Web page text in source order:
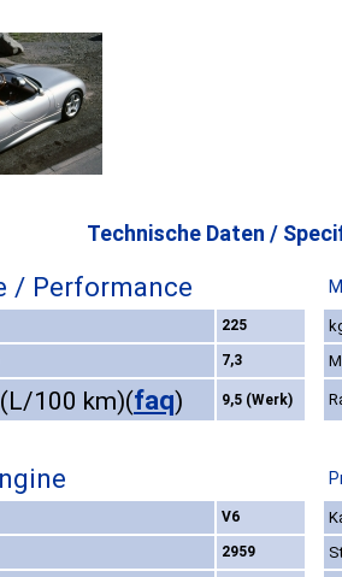
Technische Daten /
/ Performance
225
7,3
100 km)(faq) 9,5 (Werk)
V6
2959